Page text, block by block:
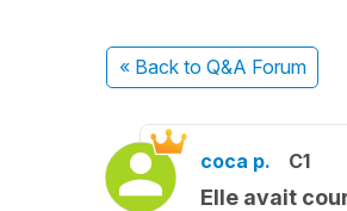
« Back to Q&A Forum
coca p. C1
Elle avait